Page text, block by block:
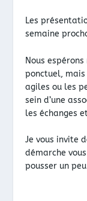
Les
semaine
Nous
ponctuel,
agiles ou les
sein d’une
les échanges
Je vous invite
démarche
pousser un